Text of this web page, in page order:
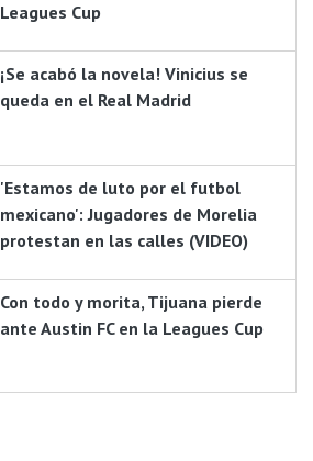
Leagues Cup
¡Se acabó la novela! Vinicius se
queda en el Real Madrid
'Estamos de luto por el futbol
mexicano': Jugadores de Morelia
protestan en las calles (VIDEO)
Con todo y morita, Tijuana pierde
ante Austin FC en la Leagues Cup